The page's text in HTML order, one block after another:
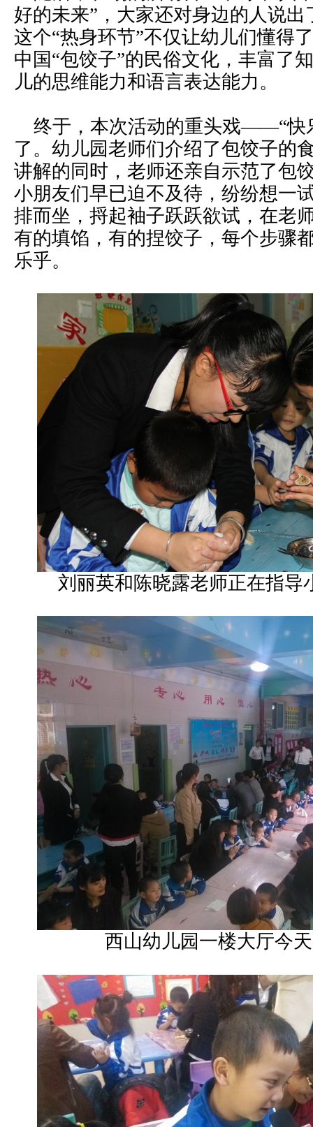
好的未来”，大家还对身边的人说
这个“热身环节”不仅让幼儿们懂得
中国“包饺子”的民俗文化，丰富了
儿的思维能力和语言表达能力。
终于，本次活动的重头戏——“快
了。幼儿园老师们介绍了包饺子的
讲解的同时，老师还亲自示范了包
小朋友们早已迫不及待，纷纷想一
排而坐，捋起袖子跃跃欲试，在老
有的填馅，有的捏饺子，每个步骤
乐乎。
刘丽英和陈晓露老师正在指导
西山幼儿园一楼大厅今